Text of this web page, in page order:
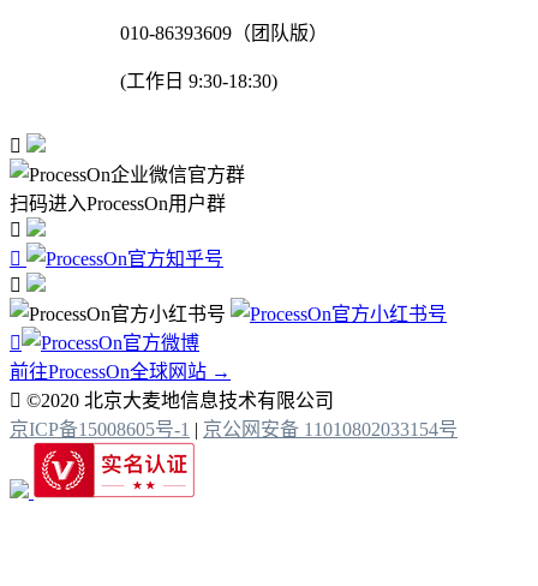
010-86393609（团队版）
(工作日 9:30-18:30)

扫码进入ProcessOn用户群




前往ProcessOn全球网站 →
 ©2020 北京大麦地信息技术有限公司
京ICP备15008605号-1 | 京公网安备 11010802033154号